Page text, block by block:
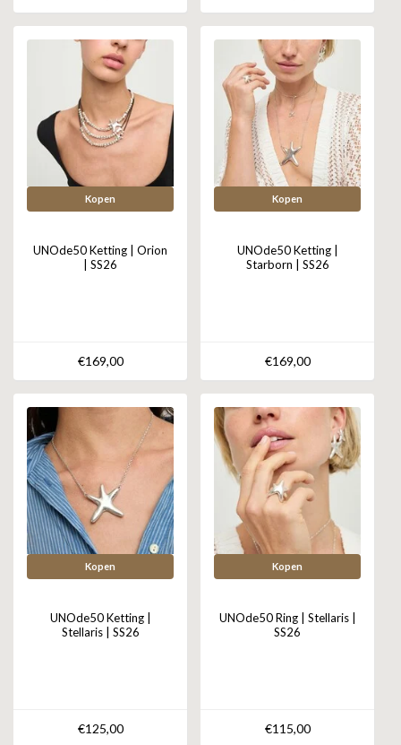
Kopen
UNOde50 Ketting | Orion
| SS26
€169,00
Kopen
UNOde50 Ketting |
Starborn | SS26
€169,00
Kopen
UNOde50 Ketting |
Stellaris | SS26
€125,00
Kopen
UNOde50 Ring | Stellaris |
SS26
€115,00